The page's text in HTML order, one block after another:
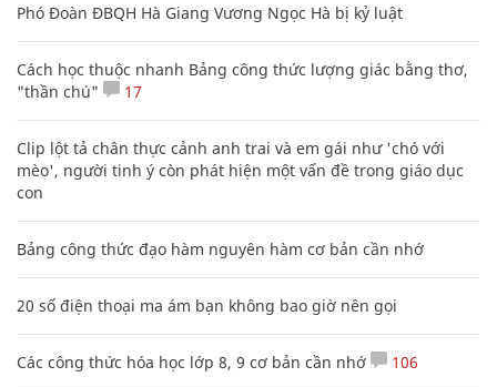
Phó Đoàn ĐBQH Hà Giang Vương Ngọc Hà bị kỷ luật
Cách học thuộc nhanh Bảng công thức lượng giác bằng thơ,
"thần chú"
17
Clip lột tả chân thực cảnh anh trai và em gái như 'chó với
mèo', người tinh ý còn phát hiện một vấn đề trong giáo dục
con
Bảng công thức đạo hàm nguyên hàm cơ bản cần nhớ
20 số điện thoại ma ám bạn không bao giờ nên gọi
Các công thức hóa học lớp 8, 9 cơ bản cần nhớ 106